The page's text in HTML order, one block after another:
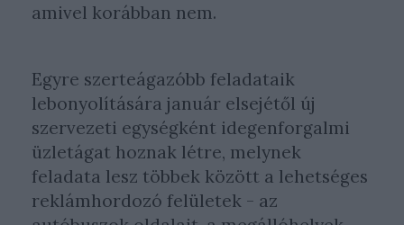
amivel korábban nem.
Egyre szerteágazóbb feladataik
lebonyolítására január elsejétől új
szervezeti egységként idegenforgalmi
üzletágat hoznak létre, melynek
feladata lesz többek között a lehetséges
reklámhordozó felületek - az